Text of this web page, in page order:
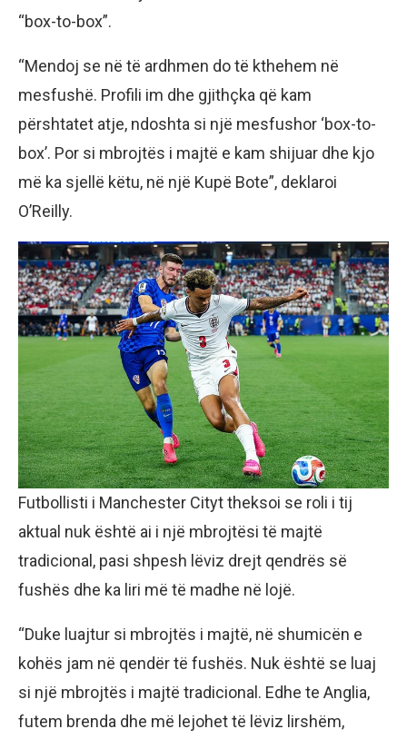
“box-to-box”.
“Mendoj se në të ardhmen do të kthehem në
mesfushë. Profili im dhe gjithçka që kam
përshtatet atje, ndoshta si një mesfushor ‘box-to-
box’. Por si mbrojtës i majtë e kam shijuar dhe kjo
më ka sjellë këtu, në një Kupë Bote”, deklaroi
O’Reilly.
Futbollisti i Manchester Cityt theksoi se roli i tij
aktual nuk është ai i një mbrojtësi të majtë
tradicional, pasi shpesh lëviz drejt qendrës së
fushës dhe ka liri më të madhe në lojë.
“Duke luajtur si mbrojtës i majtë, në shumicën e
kohës jam në qendër të fushës. Nuk është se luaj
si një mbrojtës i majtë tradicional. Edhe te Anglia,
futem brenda dhe më lejohet të lëviz lirshëm,